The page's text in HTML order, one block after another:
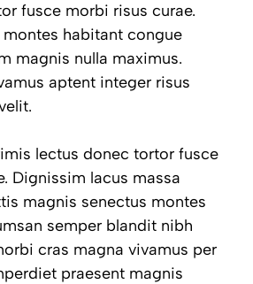
fusce morbi risus curae.
montes habitant congue
magnis nulla maximus.
aptent integer risus
lectus donec tortor fusce
Dignissim lacus massa
magnis senectus montes
semper blandit nibh
cras magna vivamus per
praesent magnis